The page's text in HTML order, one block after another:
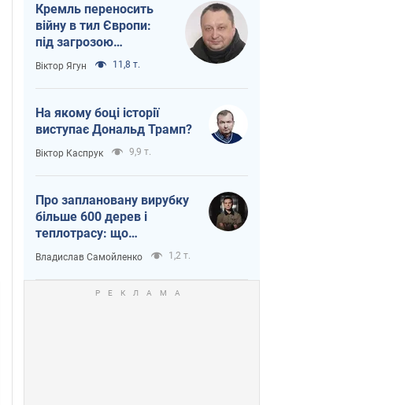
Кремль переносить
війну в тил Європи:
під загрозою
критична логістика
Віктор Ягун 11,8 т.
На якому боці історії
виступає Дональд Трамп?
Віктор Каспрук 9,9 т.
Про заплановану вирубку
більше 600 дерев і
теплотрасу: що
відбувається на Теремках
у Києві
Владислав Самойленко 1,2 т.